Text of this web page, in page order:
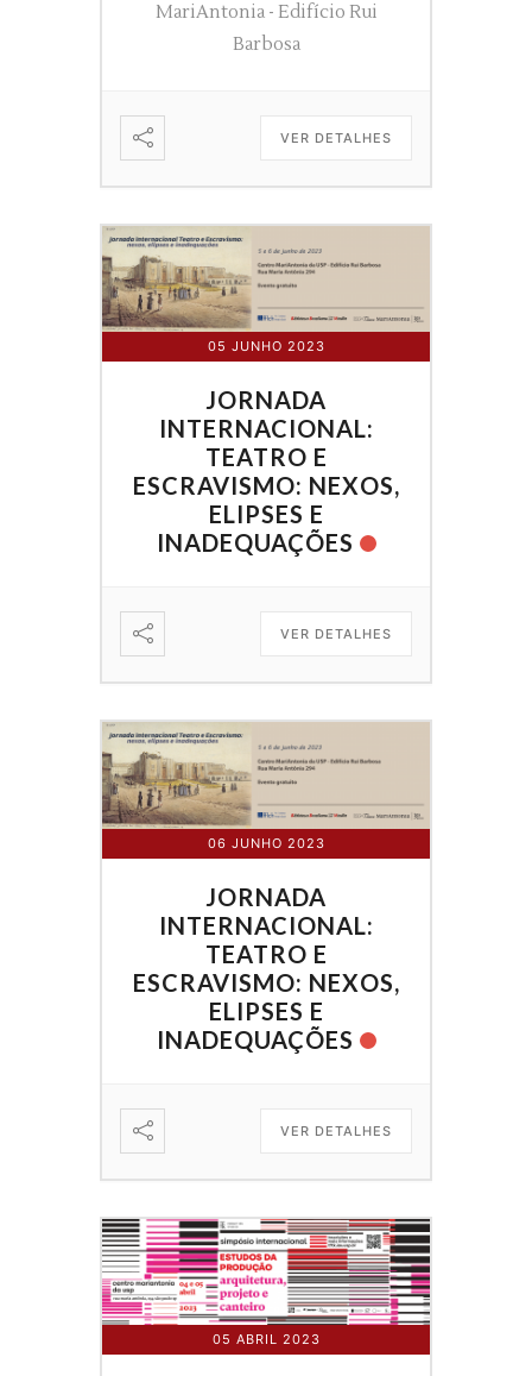
MariAntonia - Edifício Rui
Barbosa
VER DETALHES
05 JUNHO 2023
JORNADA
INTERNACIONAL:
TEATRO E
ESCRAVISMO: NEXOS,
ELIPSES E
INADEQUAÇÕES
VER DETALHES
06 JUNHO 2023
JORNADA
INTERNACIONAL:
TEATRO E
ESCRAVISMO: NEXOS,
ELIPSES E
INADEQUAÇÕES
VER DETALHES
05 ABRIL 2023